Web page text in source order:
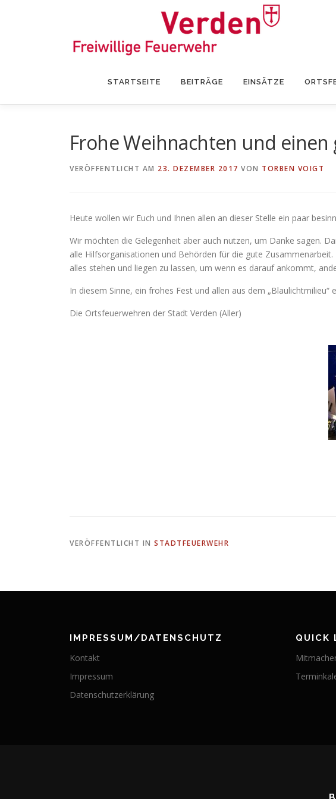
STARTSEITE BEITRÄGE EINSÄTZE
Frohe Weihnachten und einen
VERÖFFENTLICHT AM 23. DEZEMBER 2017 VON TORBEN VOIGT
Heute wollen wir Euch und Ihnen allen an dieser Stelle ein paar
Wir möchten die Gelegenheit aber auch nutzen, um Danke sagen.
alle Hilfsorganisationen und Behörden für die gute
alles stehen und liegen zu lassen, um wenn es darauf ankommt,
In diesem Sinne, ein frohes Fest und allen aus dem „Blaulichtmilieu“
Die Ortsfeuerwehren der Stadt Verden (Aller)
VERÖFFENTLICHT IN STADTFEUERWEHR
IMPRESSUM/DATENSCHUTZ
Kontakt
Impressum
Datenschutzerklärung
QUICK